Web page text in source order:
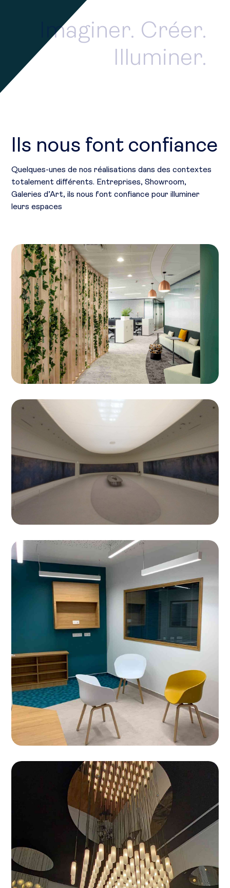
Imaginer. Créer.
Illuminer.
Ils nous font confiance
Quelques-unes de nos réalisations dans des contextes
totalement différents. Entreprises, Showroom,
Galeries d’Art, ils nous font confiance pour illuminer
leurs espaces
Siège Heidelbergcement
Un projet architectural de taille pour Heidelbergcement
à Paris la Défense
Musée d'Orsay
Mise en lumière des Nymphéas du Musée parisien
Hôpitaux de Paris
Une installation CEREL complétée par nos luminaires
dans le domaine de la santé
Octavio Amado
Création des luminaires pour l’exposition Octavio Amado